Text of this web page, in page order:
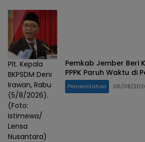
Plt. Kepala
BKPSDM Deni
Irawan, Rabu
(5/8/2026).
(Foto:
Istimewa/
Lensa
Nusantara)
Pemkab Jember Beri
PPPK Paruh Waktu di
Pemerintahan 06/08/